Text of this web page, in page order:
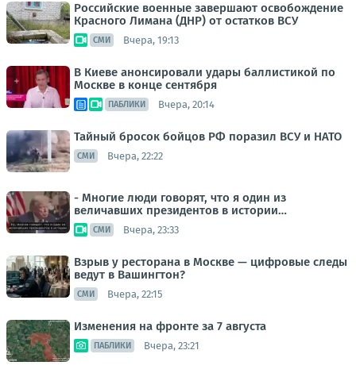
Российские военные завершают освобождение
Красного Лимана (ДНР) от остатков ВСУ
СМИ Вчера, 19:13
В Киеве анонсировали удары баллистикой по
Москве в конце сентября
ПАБЛИКИ Вчера, 20:14
Тайный бросок бойцов РФ поразил ВСУ и НАТО
СМИ Вчера, 22:22
- Многие люди говорят, что я один из
величавших президентов в истории…
СМИ Вчера, 23:33
Взрыв у ресторана в Москве — цифровые следы
ведут в Вашингтон?
СМИ Вчера, 22:15
Изменения на фронте за 7 августа
ПАБЛИКИ Вчера, 23:21